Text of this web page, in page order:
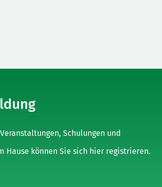
Schulungen und
Hause können Sie sich hier registrieren.